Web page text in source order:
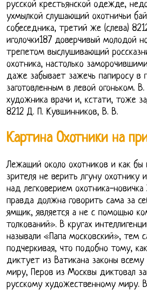
русской крестьянской одежде,
ухмылкой слушающий охотничьи
собеседника, третий же (слева)
иголочки187 доверчивый молодой
трепетом выслушивающий
охотника, настолько
даже забывает зажечь папиросу в
заготовленным в левой огоньком.
художника врачи и, кстати, тоже
8212 Д. П. Кувшинников, В. В.
Картина Охотники на
Лежащий около охотников и как бы
зрителя не верить лгуну охотнику
над легковерием охотника-
правда должна говорить сама за
ямщик, является а не с помощью
толкований». В кругах
называли «Папа московский», тем
подчеркивая, что подобно тому,
диктует из Ватикана законы всему
миру, Перов из Москвы диктовал
русскому художественному миру.